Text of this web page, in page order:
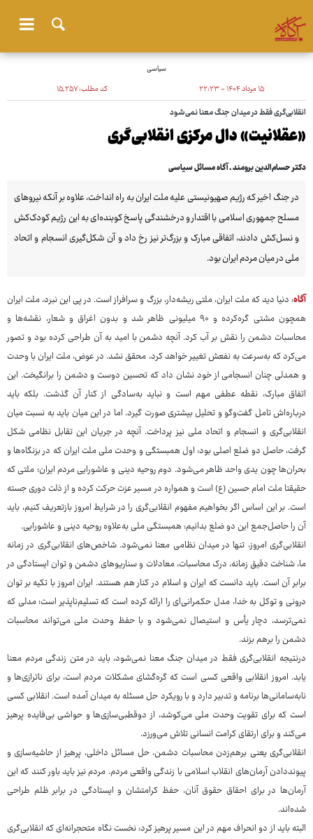
سیاسی
۱۵ مرداد ۱۴۰۴ - ۲۲:۲۳ کد مطلب:۱۵٬۲۵۷
انقلابی‌گری فقط در میدان جنگ معنا نمی‌شود
«عقلانیت» دال مرکزی انقلابی‌گری
دکتر حسام‌الدین برومند ـ آگاه مسائل سیاسی
در جنگ اخیر که رژیم صهیونیستی علیه ملت ایران به راه انداخت، علاوه بر آنکه نیروهای
مسلح جمهوری اسلامی با اقتدار و درخشندگی پاسخ کوبنده‌ای به این رژیم کودک‌کش
و نسل‌کش دادند، اتفاقی مبارک و بزرگ‌تر نیز رخ داد و آن شکل‌گیری انسجام و اتحاد
ملی در میان مردم ایران بود.
آگاه: دنیا دید که ملت ایران، ملتی ریشه‌دار، بزرگ و سرافراز است. در پی این نبرد، ملت ایران
همچون مشتی گره‌کرده و ۹۰ میلیونی ظاهر شد و بدون اغراق و شعار، نقشه‌ها و
محاسبات دشمن را نقش بر آب کرد. آنچه دشمن با امید به آن طراحی کرده بود و تصور
می‌کرد که به‌سرعت به نفعش تغییر خواهد کرد، محقق نشد. در عوض، ملت ایران با وحدت
و همدلی چنان انسجامی از خود نشان داد که تحسین دوست و دشمن را برانگیخت. این
اتفاق مبارک، نقطه عطفی مهم است و نباید به‌سادگی از کنار آن گذشت. بلکه باید
درباره‌اش تامل گفت‌وگو و تحلیل بیشتری صورت گیرد. اما در این میان باید به نسبت میان
انقلابی‌گری و انسجام و اتحاد ملی نیز پرداخت. آنچه در جریان این تقابل نظامی شکل
گرفت، حاصل دو ضلع اصلی بود: اول همبستگی و وحدت ملی ملت ایران که در بزنگاه‌ها و
بحران‌ها چون یدی واحد ظاهر می‌شود. دوم روحیه دینی و عاشورایی مردم ایران؛ ملتی که
حقیقتا ملت امام حسین (ع) است و همواره در مسیر عزت حرکت کرده و از ذلت دوری جسته
است. بر این اساس اگر بخواهیم مفهوم انقلابی‌گری را در شرایط امروز بازتعریف کنیم، باید
آن را حاصل‌جمع این دو ضلع بدانیم: همبستگی ملی به‌علاوه روحیه دینی و عاشورایی.
انقلابی‌گری امروز، تنها در میدان نظامی معنا نمی‌شود. شاخص‌های انقلابی‌گری در زمانه
ما، شناخت دقیق زمانه، درک محاسبات، معادلات و سناریوهای دشمن و توان ایستادگی در
برابر آن است. باید دانست که ایران و اسلام در کنار هم هستند. ایران امروز با تکیه بر توان
درونی و توکل به خدا، مدل حکمرانی‌ای را ارائه کرده است که تسلیم‌ناپذیر است؛ مدلی که
نمی‌ترسد، دچار یأس و استیصال نمی‌شود و با حفظ وحدت ملی می‌تواند محاسبات
دشمن را برهم بزند.
درنتیجه انقلابی‌گری فقط در میدان جنگ معنا نمی‌شود، باید در متن زندگی مردم معنا
یابد. امروز انقلابی واقعی کسی است که گره‌گشای مشکلات مردم است، برای ناترازی‌ها و
نابه‌سامانی‌ها برنامه و تدبیر دارد و با رویکرد حل مسئله به میدان آمده است. انقلابی کسی
است که برای تقویت وحدت ملی می‌کوشد، از دوقطبی‌سازی‌ها و حواشی بی‌فایده پرهیز
می‌کند و برای ارتقای کرامت انسانی تلاش می‌ورزد.
انقلابی‌گری یعنی برهم‌زدن محاسبات دشمن، حل مسائل داخلی، پرهیز از حاشیه‌سازی و
پیونددادن آرمان‌های انقلاب اسلامی با زندگی واقعی مردم. مردم نیز باید باور کنند که این
آرمان‌ها در برای احقاق حقوق آنان، حفظ کرامتشان و ایستادگی در برابر ظلم طراحی
شده‌اند.
البته باید از دو انحراف مهم در این مسیر پرهیز کرد: نخست نگاه متحجرانه‌ای که انقلابی‌گری